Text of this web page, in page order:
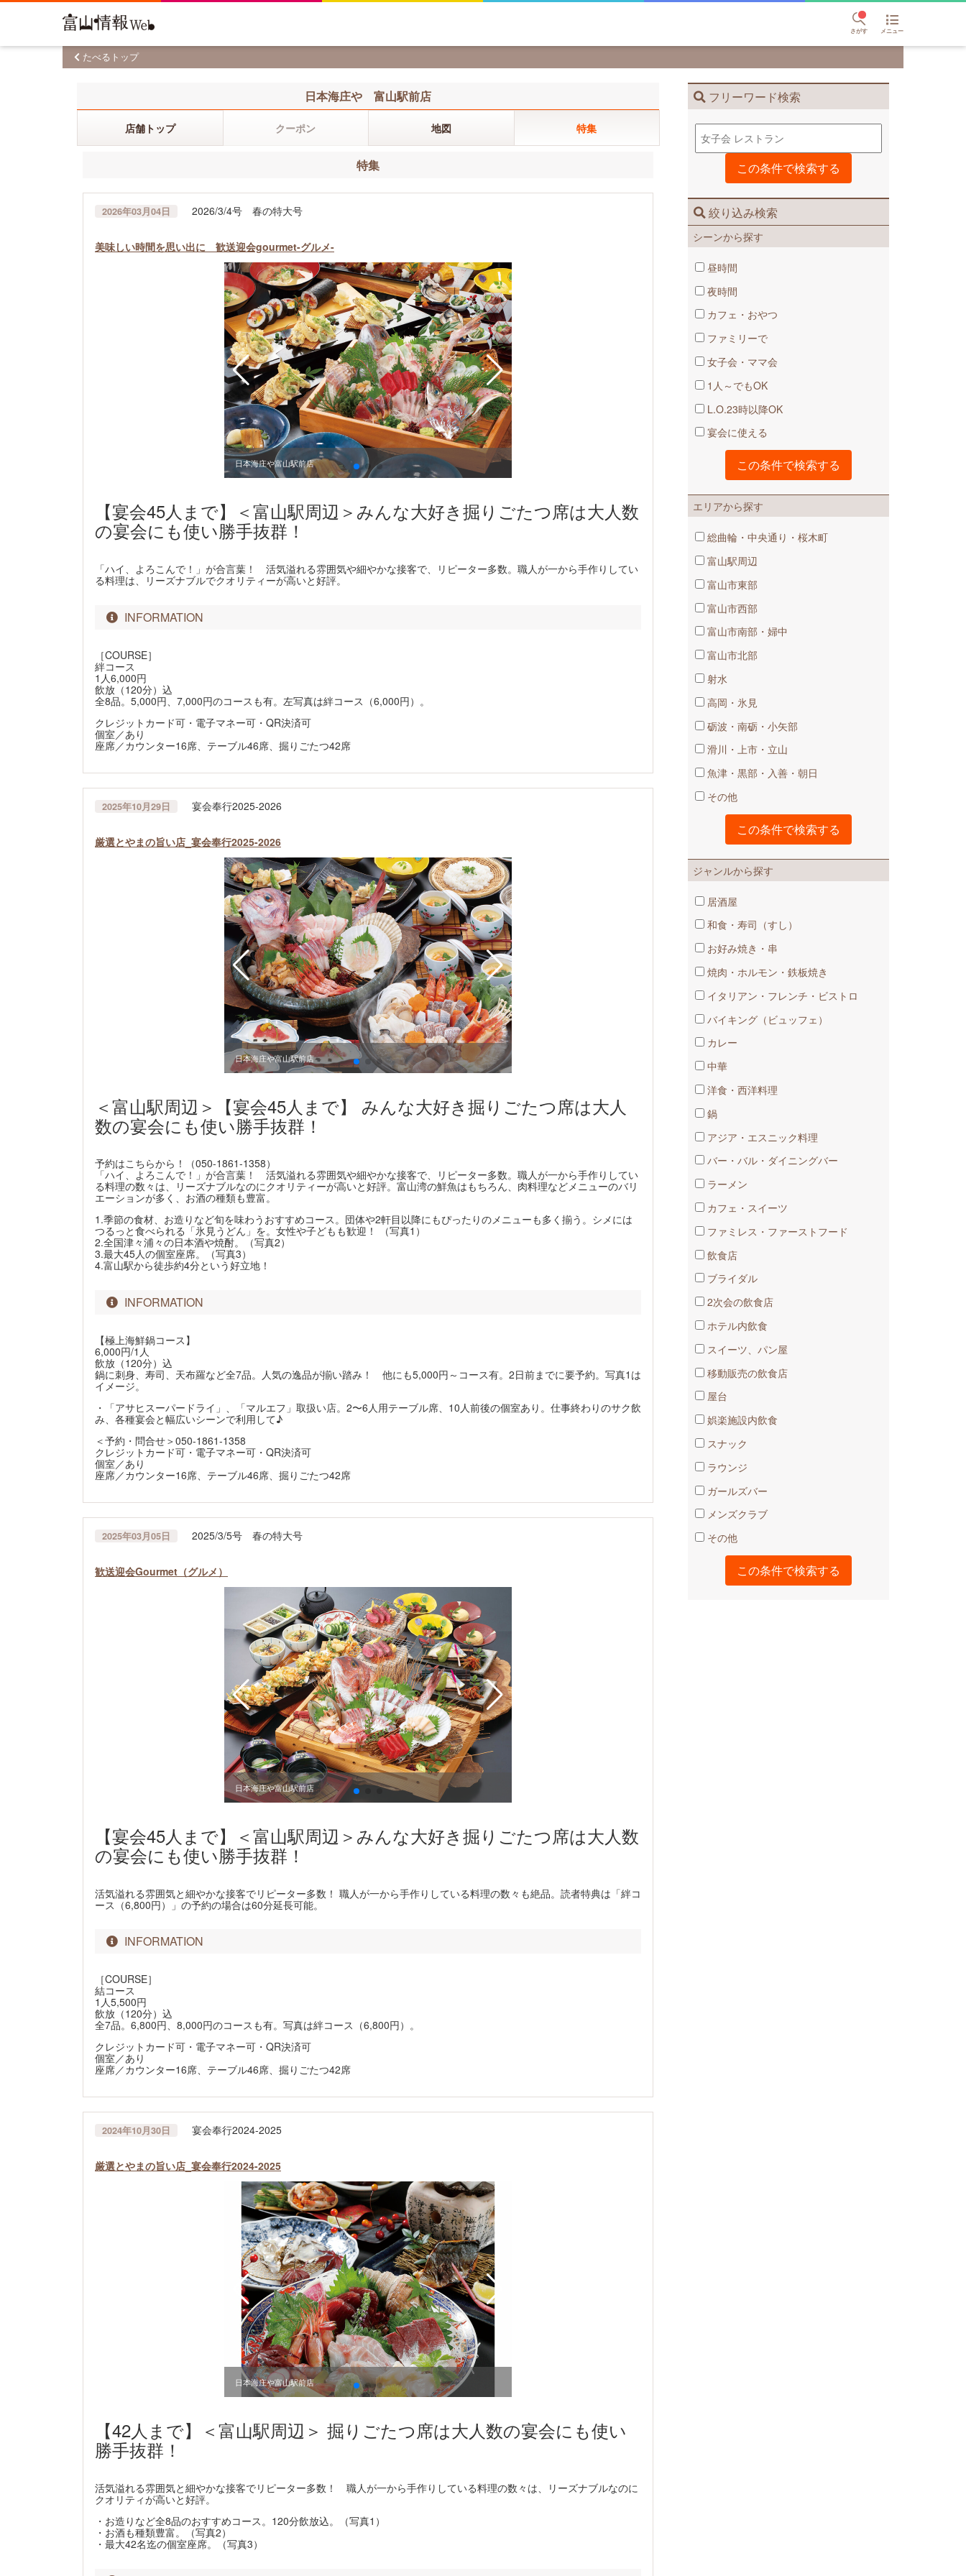
さがす メニュー
たべるトップ
フリーワード検索
絞り込み検索
シーンから探す
昼時間
夜時間
カフェ・おやつ
ファミリーで
女子会・ママ会
1人～でもOK
L.O.23時以降OK
宴会に使える
エリアから探す
総曲輪・中央通り・桜木町
富山駅周辺
富山市東部
富山市西部
富山市南部・婦中
富山市北部
射水
高岡・氷見
砺波・南砺・小矢部
滑川・上市・立山
魚津・黒部・入善・朝日
その他
ジャンルから探す
居酒屋
和食・寿司（すし）
お好み焼き・串
焼肉・ホルモン・鉄板焼き
イタリアン・フレンチ・ビストロ
バイキング（ビュッフェ）
カレー
中華
洋食・西洋料理
鍋
アジア・エスニック料理
バー・バル・ダイニングバー
ラーメン
カフェ・スイーツ
ファミレス・ファーストフード
飲食店
ブライダル
2次会の飲食店
ホテル内飲食
スイーツ、パン屋
移動販売の飲食店
屋台
娯楽施設内飲食
スナック
ラウンジ
ガールズバー
メンズクラブ
その他
日本海庄や 富山駅前店
店舗トップ クーポン 地図 特集
特集
2026年03月04日 2026/3/4号 春の特大号
美味しい時間を思い出に 歓送迎会gourmet-グルメ-
日本海庄や富山駅前店 日本海庄や富山駅前店
【宴会45人まで】＜富山駅周辺＞みんな大好き掘りごたつ席は大人数
の宴会にも使い勝手抜群！
「ハイ、よろこんで！」が合言葉！ 活気溢れる雰囲気や細やかな接客で、リピーター多数。職人が一から手作りしてい
る料理は、リーズナブルでクオリティーが高いと好評。
INFORMATION
［COURSE］
絆コース
1人6,000円
飲放（120分）込
全8品。5,000円、7,000円のコースも有。左写真は絆コース（6,000円）。
クレジットカード可・電子マネー可・QR決済可
個室／あり
座席／カウンター16席、テーブル46席、掘りごたつ42席
2025年10月29日 宴会奉行2025-2026
厳選とやまの旨い店_宴会奉行2025-2026
日本海庄や富山駅前店
＜富山駅周辺＞【宴会45人まで】 みんな大好き掘りごたつ席は大人
数の宴会にも使い勝手抜群！
予約はこちらから！（050-1861-1358）
「ハイ、よろこんで！」が合言葉！ 活気溢れる雰囲気や細やかな接客で、リピーター多数。職人が一から手作りしてい
る料理の数々は、リーズナブルなのにクオリティーが高いと好評。富山湾の鮮魚はもちろん、肉料理などメニューのバリ
エーションが多く、お酒の種類も豊富。
1.季節の食材、お造りなど旬を味わうおすすめコース。団体や2軒目以降にもぴったりのメニューも多く揃う。シメには
つるっと食べられる「氷見うどん」を。女性や子どもも歓迎！ （写真1）
2.全国津々浦々の日本酒や焼酎。（写真2）
3.最大45人の個室座席。（写真3）
4.富山駅から徒歩約4分という好立地！
INFORMATION
【極上海鮮鍋コース】
6,000円/1人
飲放（120分）込
鍋に刺身、寿司、天布羅など全7品。人気の逸品が揃い踏み！ 他にも5,000円～コース有。2日前までに要予約。写真1は
イメージ。
・「アサヒスーパードライ」、「マルエフ」取扱い店。2〜6人用テーブル席、10人前後の個室あり。仕事終わりのサク飲
み、各種宴会と幅広いシーンで利用して♪
＜予約・問合せ＞050-1861-1358
クレジットカード可・電子マネー可・QR決済可
個室／あり
座席／カウンター16席、テーブル46席、掘りごたつ42席
2025年03月05日 2025/3/5号 春の特大号
歓送迎会Gourmet（グルメ）
日本海庄や富山駅前店
【宴会45人まで】＜富山駅周辺＞みんな大好き掘りごたつ席は大人数
の宴会にも使い勝手抜群！
活気溢れる雰囲気と細やかな接客でリピーター多数！ 職人が一から手作りしている料理の数々も絶品。読者特典は「絆コ
ース（6,800円）」の予約の場合は60分延長可能。
INFORMATION
［COURSE］
結コース
1人5,500円
飲放（120分）込
全7品。6,800円、8,000円のコースも有。写真は絆コース（6,800円）。
クレジットカード可・電子マネー可・QR決済可
個室／あり
座席／カウンター16席、テーブル46席、掘りごたつ42席
2024年10月30日 宴会奉行2024-2025
厳選とやまの旨い店_宴会奉行2024-2025
日本海庄や富山駅前店
【42人まで】＜富山駅周辺＞ 掘りごたつ席は大人数の宴会にも使い
勝手抜群！
活気溢れる雰囲気と細やかな接客でリピーター多数！ 職人が一から手作りしている料理の数々は、リーズナブルなのに
クオリティが高いと好評。
・お造りなど全8品のおすすめコース。120分飲放込。（写真1）
・お酒も種類豊富。（写真2）
・最大42名迄の個室座席。（写真3）